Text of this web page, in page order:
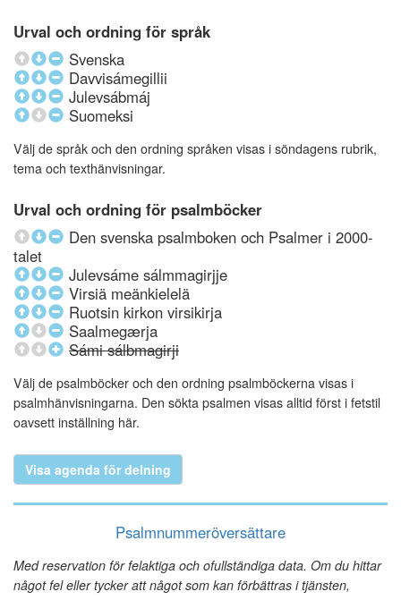
Urval och ordning för språk
Svenska
Davvisámegillii
Julevsábmáj
Suomeksi
Välj de språk och den ordning språken visas i söndagens rubrik,
tema och texthänvisningar.
Urval och ordning för psalmböcker
Den svenska psalmboken och Psalmer i 2000-
talet
Julevsáme sálmmagirjje
Virsiä meänkielelä
Ruotsin kirkon virsikirja
Saalmegærja
Sámi sálbmagirji
Välj de psalmböcker och den ordning psalmböckerna visas i
psalmhänvisningarna. Den sökta psalmen visas alltid först i fetstil
oavsett inställning här.
Visa agenda för delning
Psalmnummeröversättare
Med reservation för felaktiga och ofullständiga data. Om du hittar
något fel eller tycker att något som kan förbättras i tjänsten,